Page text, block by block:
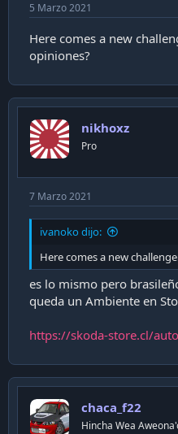
5 Marzo 2021
Here comes a new
opiniones?
nikhoxz
Pro
7 Marzo 2021
ivanoko dijo:
Here comes a new
es lo mismo pero
queda un Ambiente en
https://skoda-store.cl/
chaca_f22
Hincha Wea